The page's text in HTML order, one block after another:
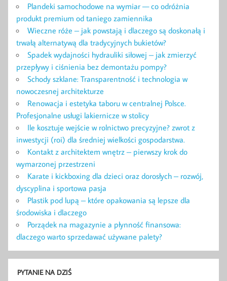
Plandeki samochodowe na wymiar — co odróżnia
produkt premium od taniego zamiennika
Wieczne róże – jak powstają i dlaczego są doskonałą i
trwałą alternatywą dla tradycyjnych bukietów?
Spadek wydajności hydrauliki siłowej – jak zmierzyć
przepływy i ciśnienia bez demontażu pompy?
Schody szklane: Transparentność i technologia w
nowoczesnej architekturze
Renowacja i estetyka taboru w centralnej Polsce.
Profesjonalne usługi lakiernicze w stolicy
Ile kosztuje wejście w rolnictwo precyzyjne? zwrot z
inwestycji (roi) dla średniej wielkości gospodarstwa.
Kontakt z architektem wnętrz – pierwszy krok do
wymarzonej przestrzeni
Karate i kickboxing dla dzieci oraz dorosłych – rozwój,
dyscyplina i sportowa pasja
Plastik pod lupą – które opakowania są lepsze dla
środowiska i dlaczego
Porządek na magazynie a płynność finansowa:
dlaczego warto sprzedawać używane palety?
PYTANIE NA DZIŚ